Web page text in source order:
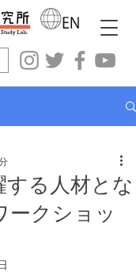
する人材とな
ークショッ